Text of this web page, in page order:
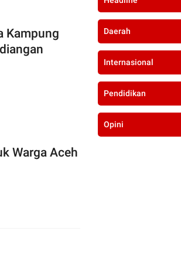
Kampung
Warga Aceh
Daerah
Internasional
Pendidikan
Opini